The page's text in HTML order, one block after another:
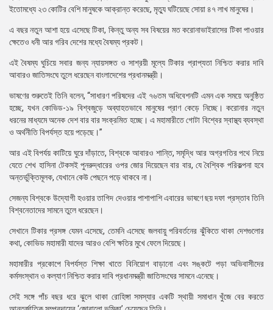
ইশতেহার
ইতোমধ্যে ২৩ কোটির বেশি মানুষকে আক্রান্ত করেছে, মৃত্যু ঘটিয়েছে সোয়া ৪৭ লাখ মানুষের।
এ বছর নতুন আশা হয়ে এসেছে টিকা, কিন্তু অন্য সব বিষয়ের মত করোনাভাইরাসের টিকা পাওয়ার
ক্ষেতেও ধনী আর গরিব দেশের মধ্যে বৈষম্য প্রকট।
এই বৈষম্য ঘুচিয়ে সবার জন্য ন্যায়সঙ্গত ও সাশ্রয়ী মূল্যে টিকার প্রাপ্যতা নিশ্চিত করার দাবি
আবারও জাতিসংঘে তুলে ধরেছেন বাংলাদেশের প্রধানমন্ত্রী।
ভাষণের শুরুতেই তিনি বলেন, “সাধারণ পরিষদের এই ৭৬তম অধিবেশনটি এমন এক সময়ে অনুষ্ঠিত
হচ্ছে, যখন কোভিড-১৯ বিশ্বজুড়ে অব্যাহতভাবে মানুষের প্রাণ কেড়ে নিচ্ছে। করোনার নতুন
ধরনের মাধ্যমে অনেক দেশ বার বার সংক্রমিত হচ্ছে। এ মহামারীতে গোটা বিশ্বের স্বাস্থ্য ব্যবস্থা
ও অর্থনীতি বিপর্যস্ত হয়ে পড়েছে।”
আর এই বিপর্যয় কাটিয়ে ঘুরে দাঁড়াতে, বিশ্বকে আবারও শান্তি, সমৃদ্ধি আর অগ্রগতির পথে নিয়ে
যেতে শেখ হাসিনা টেকসই পুনরুদ্ধারের ওপর জোর দিয়েছেন বার বার, যে বৈশ্বিক পরিকল্পনা হবে
অন্তর্ভুক্তিমূলক, যেখানে কেউ পেছনে পড়ে থাকবে না।
সেজন্য বিশ্বকে উদ্যোগী হওয়ার তাগিদ দেওয়ার পাশাপাশি এবারের ভাষণে ছয় দফা প্রস্তাব তিনি
বিশ্বনেতাদের সামনে তুলে ধরেছেন।
সেখানে টিকার প্রসঙ্গ যেমন এসেছে, তেমনি এসেছে জলবায়ু পরিবর্তনের ঝুঁকিতে থাকা দেশগুলোর
কথা, কোভিড মহামারী যাদের আরও বেশি ক্ষতির মুখে ফেলে দিয়েছে।
মহামারীর প্রকোপে বিপর্যস্ত শিক্ষা খাতে বিনিয়োগ বাড়ানো এবং সঙ্কটে পড়া অভিবাসীদের
কর্মসংস্থান ও কল্যাণ নিশ্চিত করার দাবি প্রধানমন্ত্রী জাতিসংঘের সামনে এনেছে।
সেই সঙ্গে পাঁচ বছর ধরে ঝুলে থাকা রোহিঙ্গা সমস্যার একটি স্থায়ী সমাধান খুঁজে বের করতে